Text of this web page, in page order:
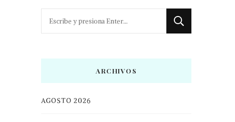
¿Buscas
ARCHIVOS
AGOSTO 2026